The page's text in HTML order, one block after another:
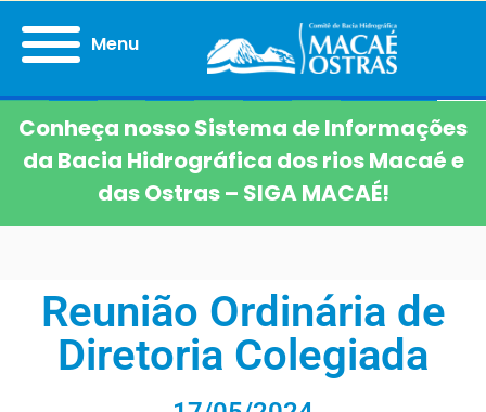
Menu
Conheça nosso Sistema de Informações
da Bacia Hidrográfica dos rios Macaé e
das Ostras – SIGA MACAÉ!
Reunião Ordinária de
Diretoria Colegiada